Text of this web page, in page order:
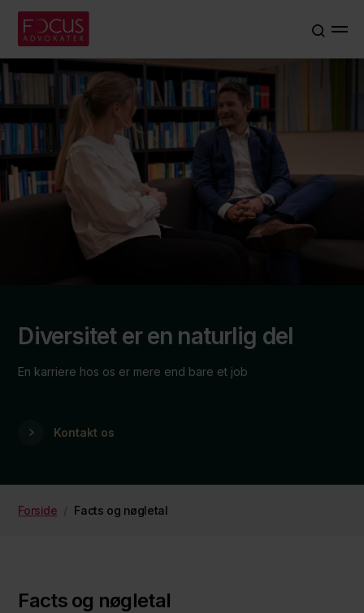
Diversitet er en naturlig del
En karriere hos os er mere end bare et job
Kontakt os
Forside Facts og nøgletal
Facts og nøgletal